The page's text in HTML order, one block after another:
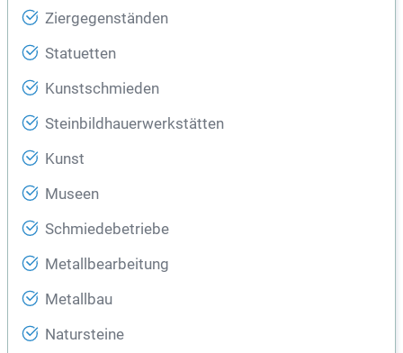
Ziergegenständen
Statuetten
Kunstschmieden
Steinbildhauerwerkstätten
Kunst
Museen
Schmiedebetriebe
Metallbearbeitung
Metallbau
Natursteine